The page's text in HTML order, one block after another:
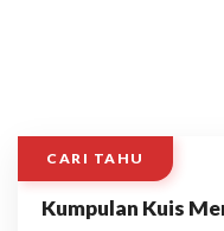
CARI TAHU
Kumpulan Kuis